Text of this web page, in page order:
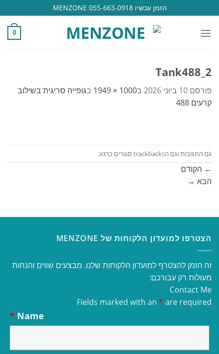
to
content
הזמן עכשיו 055-663-0918 MENZONE
0
Tank488_2
פורסם 10 ביוני 2026 ב1000 × 1949 בגופייה סריגית בשילוב
קרעים 488
גם התגובות וגם הtrackbacks סגורים כרגע.
← הקודם
הבא →
הצטרפו למועדון הלקוחות של MENZONE
זה הזמן להצטרף למועדון הלקוחות שלנו. מבצעים שווים והנחות
מעולות רק עבורכם:
Contact Me
Fields marked with an * are required
Name
*